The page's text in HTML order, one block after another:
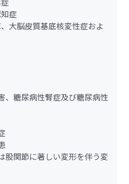
症
大脳皮質基底核変性症およ
、糖尿病性腎症及び糖尿病性
股関節に著しい変形を伴う変